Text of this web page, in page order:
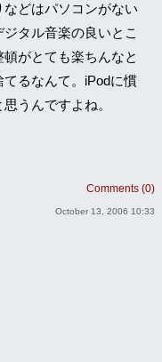
どはパソコンがない
タル音楽の良いとこ
がとても楽ちんなと
るなんて。iPodに慣
うんですよね。
Comments (0)
October 13, 2006 10:33